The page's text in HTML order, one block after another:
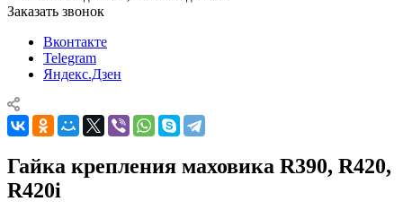
Заказать звонок
Вконтакте
Telegram
Яндекс.Дзен
Гайка крепления маховика R390, R420,
R420i